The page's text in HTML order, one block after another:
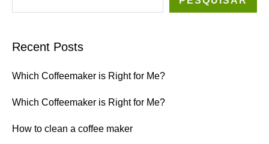
Recent Posts
Which Coffeemaker is Right for Me?
Which Coffeemaker is Right for Me?
How to clean a coffee maker